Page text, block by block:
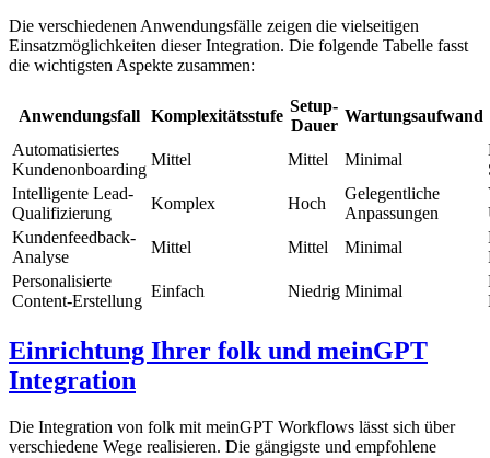
Die verschiedenen Anwendungsfälle zeigen die vielseitigen
Einsatzmöglichkeiten dieser Integration. Die folgende Tabelle fasst
die wichtigsten Aspekte zusammen:
Anwendungsfall Komplexitätsstufe
Setup-
Dauer
Wartungsaufwand
Automatisiertes
Kundenonboarding
Mittel Mittel Minimal
Intelligente Lead-
Qualifizierung
Komplex Hoch
Gelegentliche
Anpassungen
Kundenfeedback-
Analyse
Mittel Mittel Minimal
Personalisierte
Content-Erstellung
Einfach Niedrig Minimal
Einrichtung Ihrer folk und meinGPT
Integration
Die Integration von folk mit meinGPT Workflows lässt sich über
verschiedene Wege realisieren. Die gängigste und empfohlene